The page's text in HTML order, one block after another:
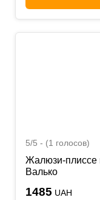
5/5 - (1 голосов)
Жалюзи-плиссе
Валько
1485 UAH